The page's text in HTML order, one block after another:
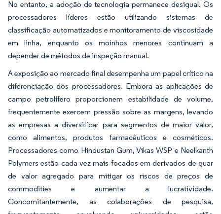
No entanto, a adoção de tecnologia permanece desigual. Os
processadores líderes estão utilizando sistemas de
classificação automatizados e monitoramento de viscosidade
em linha, enquanto os moinhos menores continuam a
depender de métodos de inspeção manual.
A exposição ao mercado final desempenha um papel crítico na
diferenciação dos processadores. Embora as aplicações de
campo petrolífero proporcionem estabilidade de volume,
frequentemente exercem pressão sobre as margens, levando
as empresas a diversificar para segmentos de maior valor,
como alimentos, produtos farmacêuticos e cosméticos.
Processadores como Hindustan Gum, Vikas WSP e Neelkanth
Polymers estão cada vez mais focados em derivados de guar
de valor agregado para mitigar os riscos de preços de
commodities e aumentar a lucratividade.
Concomitantemente, as colaborações de pesquisa,